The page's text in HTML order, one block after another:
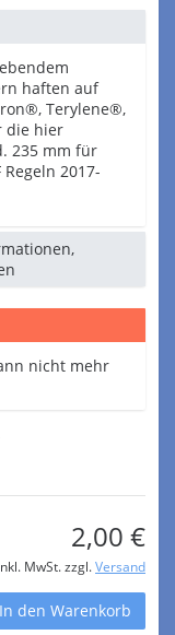
haften auf
Terylene®,
die hier
235 mm für
2017-
nicht mehr
2,00 €
MwSt. zzgl. Versand
In den Warenkorb